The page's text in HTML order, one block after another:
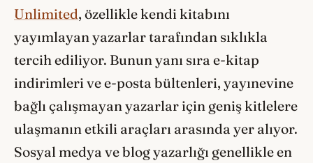
Unlimited, özellikle kendi kitabını
yayımlayan yazarlar tarafından sıklıkla
tercih ediliyor. Bunun yanı sıra e-kitap
indirimleri ve e-posta bültenleri, yayınevine
bağlı çalışmayan yazarlar için geniş kitlelere
ulaşmanın etkili araçları arasında yer alıyor.
Sosyal medya ve blog yazarlığı genellikle en